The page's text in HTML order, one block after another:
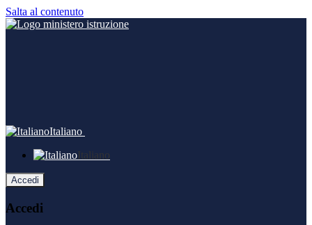
Salta al contenuto
Italiano
Italiano
Accedi
Accedi